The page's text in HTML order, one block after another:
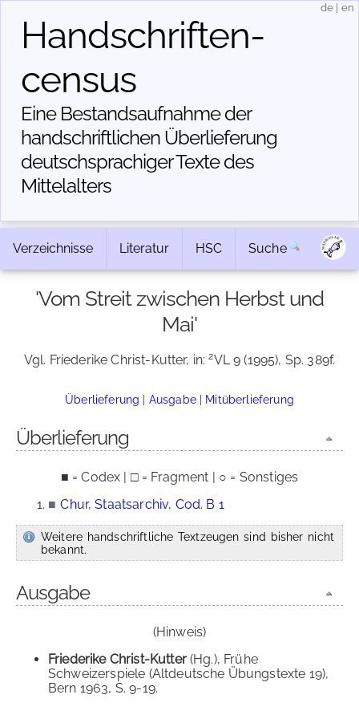
Handschriften­
census
Eine Bestandsaufnahme der
handschriftlichen Über­lieferung
deutschsprachiger Texte des
Mittelalters
de en
Verzeichnisse Literatur HSC Suche
'Vom Streit zwischen Herbst und
Mai'
Vgl. Friederike Christ-Kutter, in:2VL 9 (1995), Sp. 389f.
Überlieferung | Ausgabe| Mitüberlieferung
Überlieferung
■ = Codex | □ = Fragment | ○ = Sonstiges
■ Chur, Staatsarchiv, Cod. B 1
Weitere handschriftliche Textzeugen sind bisher nicht
bekannt.
Ausgabe
(Hinweis)
Friederike Christ-Kutter (Hg.), Frühe
Schweizerspiele (Altdeutsche Übungstexte 19),
Bern 1963, S. 9-19.